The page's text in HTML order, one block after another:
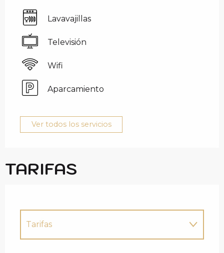
Lavavajillas
Televisión
Wifi
Aparcamiento
Ver todos los servicios
TARIFAS
Tarifas